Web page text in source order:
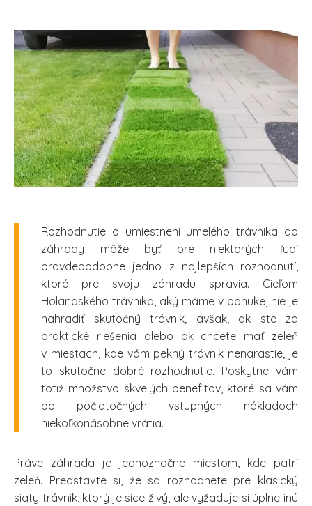
Rozhodnutie o umiestnení umelého trávnika do
záhrady môže byť pre niektorých ľudí
pravdepodobne jedno z najlepších rozhodnutí,
ktoré pre svoju záhradu spravia. Cieľom
Holandského trávnika, aký máme v ponuke, nie je
nahradiť skutočný trávnik, avšak, ak ste za
praktické riešenia alebo ak chcete mať zeleň
v miestach, kde vám pekný trávnik nenarastie, je
to skutočne dobré rozhodnutie. Poskytne vám
totiž množstvo skvelých benefitov, ktoré sa vám
po počiatočných vstupných nákladoch
niekoľkonásobne vrátia.
Práve záhrada je jednoznačne miestom, kde patrí
zeleň. Predstavte si, že sa rozhodnete pre klasický
siaty trávnik, ktorý je síce živý, ale vyžaduje si úplne inú